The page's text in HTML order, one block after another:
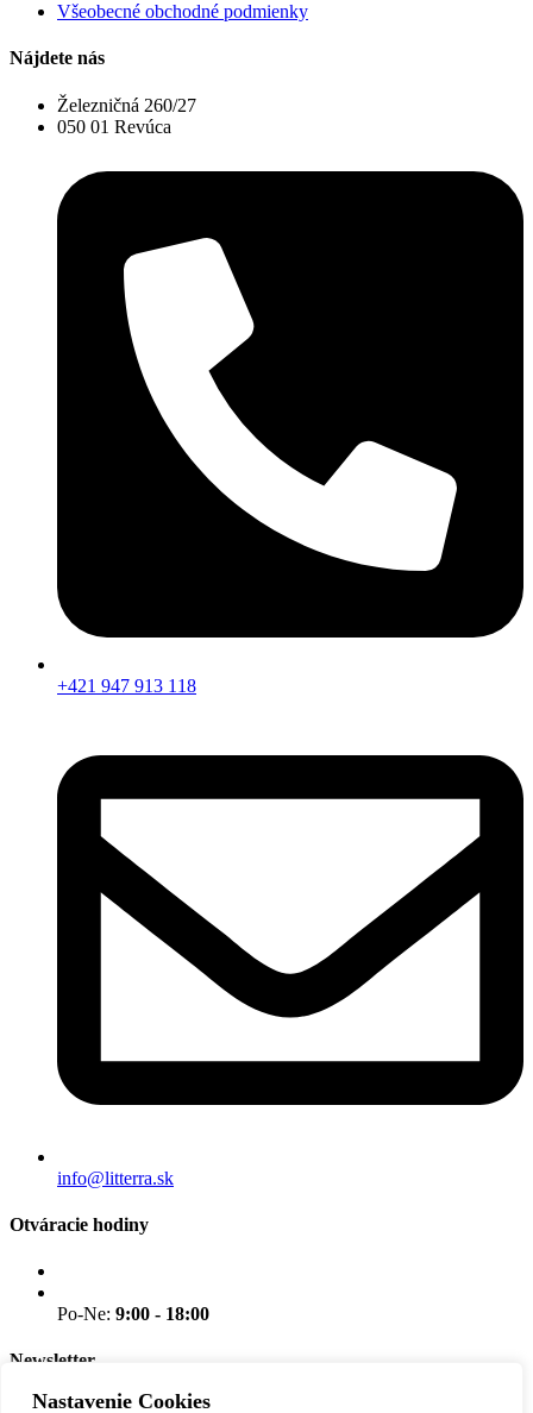
Nastavenie Cookies
Všeobecné obchodné podmienky
Nájdete nás
Železničná 260/27
050 01 Revúca
+421 947 913 118
info@litterra.sk
Otváracie hodiny
Po-Ne: 9:00 - 18:00
Newsletter
Nenechajte si ujsť novinky.